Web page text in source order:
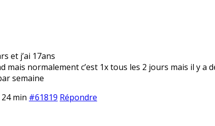
et j’ai 17ans
mais normalement c’est 1x tous les 2 jours mais il y a
semaine
min #61819 Répondre